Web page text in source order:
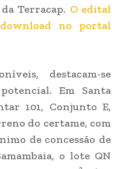
Terracap. O edital
no portal
destacam-se
Em Santa
101, Conjunto E,
do certame, com
de concessão de
o lote QN